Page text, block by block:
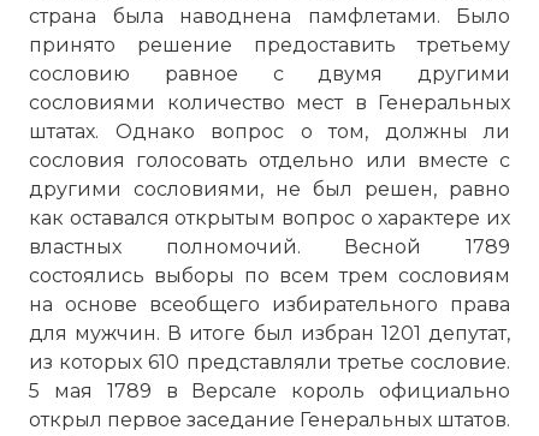
страна была наводнена памфлетами. Было
принято решение предоставить третьему
сословию равное с двумя другими
сословиями количество мест в Генеральных
штатах. Однако вопрос о том, должны ли
сословия голосовать отдельно или вместе с
другими сословиями, не был решен, равно
как оставался открытым вопрос о характере их
властных полномочий. Весной 1789
состоялись выборы по всем трем сословиям
на основе всеобщего избирательного права
для мужчин. В итоге был избран 1201 депутат,
из которых 610 представляли третье сословие.
5 мая 1789 в Версале король официально
открыл первое заседание Генеральных штатов.